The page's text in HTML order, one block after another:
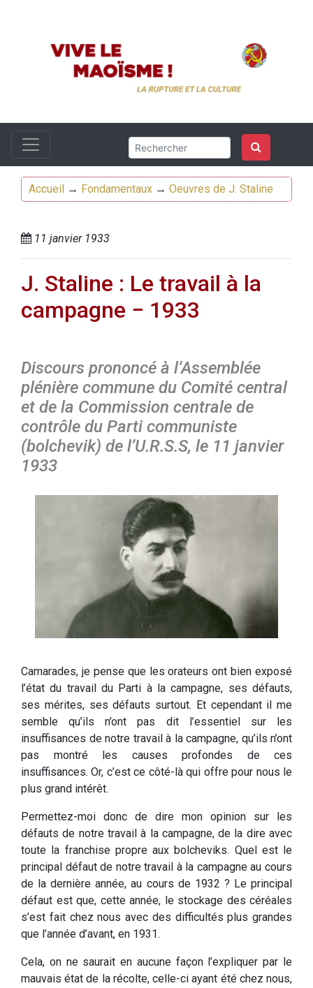
Accueil → Fondamentaux → Oeuvres de J. Staline
11 janvier 1933
J. Staline : Le travail à la
campagne − 1933
Discours prononcé à l’Assemblée
plénière commune du Comité central
et de la Commission centrale de
contrôle du Parti communiste
(bolchevik) de l’U.R.S.S, le 11 janvier
1933
Camarades, je pense que les orateurs ont bien exposé
l’état du travail du Parti à la campagne, ses défauts,
ses mérites, ses défauts surtout. Et cependant il me
semble qu’ils n’ont pas dit l’essentiel sur les
insuffisances de notre travail à la campagne, qu’ils n’ont
pas montré les causes profondes de ces
insuffisances. Or, c’est ce côté-là qui offre pour nous le
plus grand intérêt.
Permettez-moi donc de dire mon opinion sur les
défauts de notre travail à la campagne, de la dire avec
toute la franchise propre aux bolcheviks. Quel est le
principal défaut de notre travail à la campagne au cours
de la dernière année, au cours de 1932 ? Le principal
défaut est que, cette année, le stockage des céréales
s’est fait chez nous avec des difficultés plus grandes
que l’année d’avant, en 1931.
Cela, on ne saurait en aucune façon l’expliquer par le
mauvais état de la récolte, celle-ci ayant été chez nous,